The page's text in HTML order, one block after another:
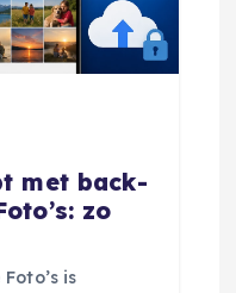
met back-
zo
is